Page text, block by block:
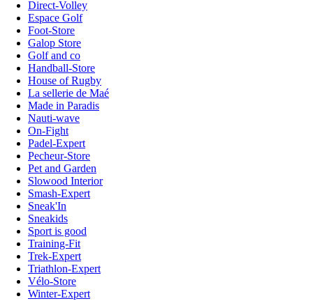
Direct-Volley
Espace Golf
Foot-Store
Galop Store
Golf and co
Handball-Store
House of Rugby
La sellerie de Maé
Made in Paradis
Nauti-wave
On-Fight
Padel-Expert
Pecheur-Store
Pet and Garden
Slowood Interior
Smash-Expert
Sneak'In
Sneakids
Sport is good
Training-Fit
Trek-Expert
Triathlon-Expert
Vélo-Store
Winter-Expert